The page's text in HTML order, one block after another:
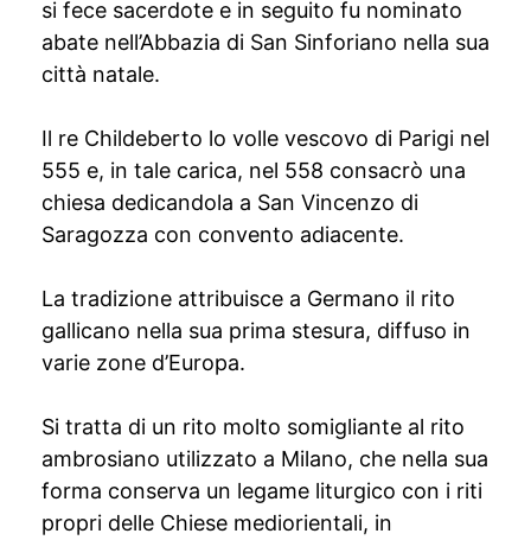
si fece sacerdote e in seguito fu nominato
abate nell’Abbazia di San Sinforiano nella sua
città natale.
Il re Childeberto lo volle vescovo di Parigi nel
555 e, in tale carica, nel 558 consacrò una
chiesa dedicandola a San Vincenzo di
Saragozza con convento adiacente.
La tradizione attribuisce a Germano il rito
gallicano nella sua prima stesura, diffuso in
varie zone d’Europa.
Si tratta di un rito molto somigliante al rito
ambrosiano utilizzato a Milano, che nella sua
forma conserva un legame liturgico con i riti
propri delle Chiese mediorientali, in